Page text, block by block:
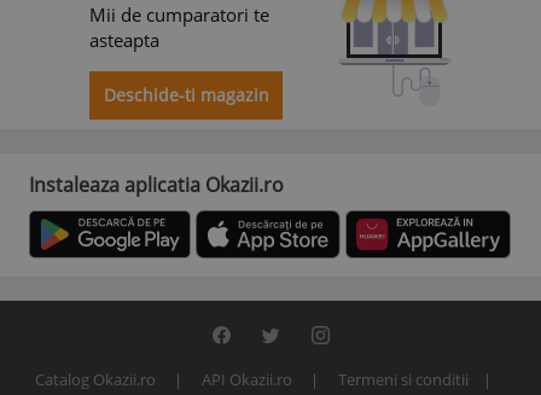
Mii de cumparatori te
asteapta
Deschide-ti magazin
Instaleaza aplicatia Okazii.ro
Catalog Okazii.ro API Okazii.ro Termeni si conditii